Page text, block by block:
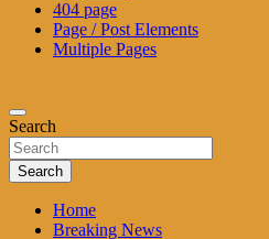
404 page
Page / Post Elements
Multiple Pages
Search
Search
Home
Breaking News